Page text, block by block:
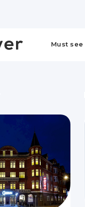
Must see